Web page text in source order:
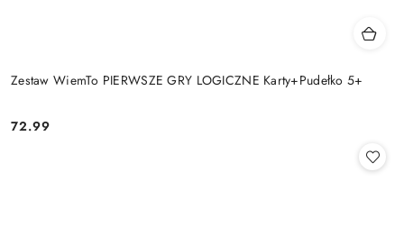
Zestaw WiemTo PIERWSZE GRY LOGICZNE Karty+Pudełko 5+
Cena:
72.99